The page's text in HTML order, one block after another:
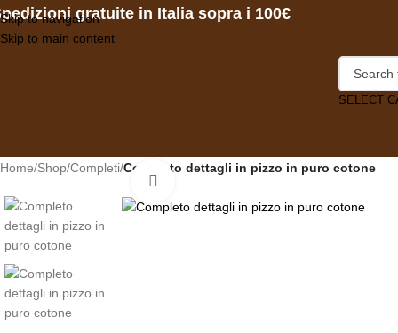
Skip to navigation
Skip to main content
gratuite in Italia sopra i 100€
SELECT
Home/Shop/Completi/Completo dettagli in pizzo in puro cotone